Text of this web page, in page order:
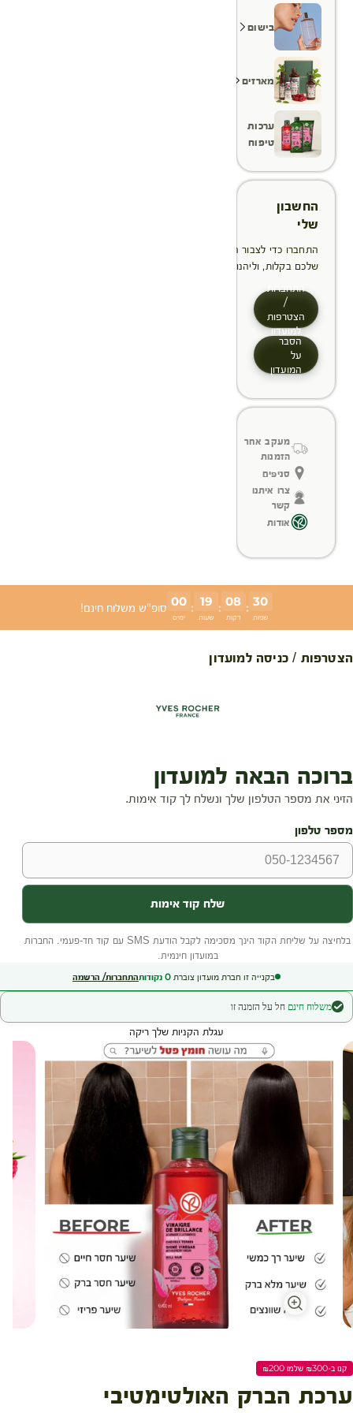
בישום
מארזים
ערכות
טיפוח
החשבון
שלי
התחברו כדי לצבור הטבות, לנהל ולעקוב אחר ההזמנות
שלכם בקלות, וליהנות מתהליך תשלום מהיר יותר
התחברות
/
הצטרפות
למועדון
הסבר
על
המועדון
מעקב אחר
הזמנות
סניפים
צרו איתנו
קשר
אודות
00
ימים
: 19
שעות
: 08
דקות
: 30
שניות
סופ"ש משלוח חינם!
הצטרפות / כניסה למועדון
בקנייה זו חברת מועדון צוברת 0 נקודותהתחברות/ הרשמה
משלוח חינם חל על הזמנה זו
עגלת הקניות שלך ריקה
קנו ב-₪300 שלמו ₪200
ערכת הברק האולטימטיבי